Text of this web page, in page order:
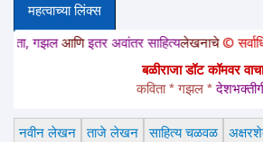
महत्वाच्या लिंक्स
आणिइतर अवांतर साहित्यलेखनाचे© सर्वाधिकार
बळीराजा डॉट कॉमवर वाचा
कविता * गझल * देशभक्तीगीत *
नवीन लेखन ताजे लेखन साहित्य चळवळ